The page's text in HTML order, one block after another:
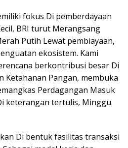
fokus Di pemberdayaan
BRI turut Merangsang
Putih Lewat pembiayaan,
ekosistem. Kami
berkontribusi besar Di
Ketahanan Pangan, membuka
Perdagangan Masuk
keterangan tertulis, Minggu
Di bentuk fasilitas transaksi